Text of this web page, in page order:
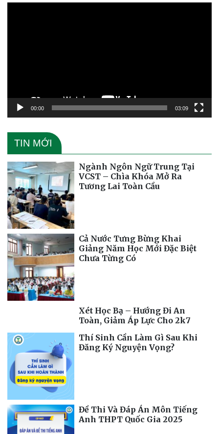
00:00 03:09
TIN MỚI
Ngành Ngôn Ngữ Trung Tại
VCST – Chìa Khóa Mở Ra
Tương Lai Toàn Cầu
Cả Nước Tưng Bừng Khai
Giảng Năm Học Mới Đặc Biệt
Chưa Từng Có
Xét Học Bạ – Hướng Đi An
Toàn, Giảm Áp Lực Cho 2k7
Thí Sinh Cần Làm Gì Sau Khi
Đăng Ký Nguyện Vọng?
Đề Thi Và Đáp Án Môn Tiếng
Anh THPT Quốc Gia 2025